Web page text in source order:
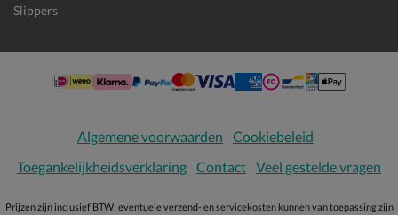
Slippers
Algemene voorwaarden
Cookiebeleid
Toegankelijkheidsverklaring Contact Veel gestelde vragen
Prijzen zijn inclusief BTW; eventuele verzend- en servicekosten kunnen van toepassing zijn